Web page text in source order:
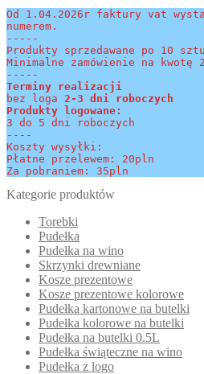
Od 1.04.2026r faktury vat
numerem.
-----
Produkty sprzedawane po 10
Minimalne zamówienie na kwotę
-----
Terminy realizacji
bez loga 2-3 dni roboczych
Produkty logowane:
3 do 5 dni roboczych
----
Koszty wysyłki:
Płatne przelewem: 20pln
Za pobraniem: 35pln
Kategorie produktów
Torebki
Pudełka
Pudełka na wino
Skrzynki drewniane
Kosze prezentowe
Kosze prezentowe kolorowe
Pudełka kartonowe na butelki
Pudełka kolorowe na butelki
Pudełka na butelki 0.5L
Pudełka świąteczne na wino
Pudełka z logo